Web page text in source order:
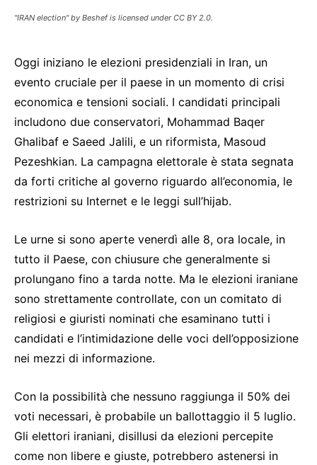
"IRAN election" by Beshef is licensed under CC BY 2.0.
Oggi iniziano le elezioni presidenziali in Iran, un
evento cruciale per il paese in un momento di crisi
economica e tensioni sociali. I candidati principali
includono due conservatori, Mohammad Baqer
Ghalibaf e Saeed Jalili, e un riformista, Masoud
Pezeshkian. La campagna elettorale è stata segnata
da forti critiche al governo riguardo all’economia, le
restrizioni su Internet e le leggi sull’hijab.
Le urne si sono aperte venerdì alle 8, ora locale, in
tutto il Paese, con chiusure che generalmente si
prolungano fino a tarda notte. Ma le elezioni iraniane
sono strettamente controllate, con un comitato di
religiosi e giuristi nominati che esaminano tutti i
candidati e l’intimidazione delle voci dell’opposizione
nei mezzi di informazione.
Con la possibilità che nessuno raggiunga il 50% dei
voti necessari, è probabile un ballottaggio il 5 luglio.
Gli elettori iraniani, disillusi da elezioni percepite
come non libere e giuste, potrebbero astenersi in